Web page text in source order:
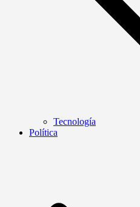
Tecnología
Política